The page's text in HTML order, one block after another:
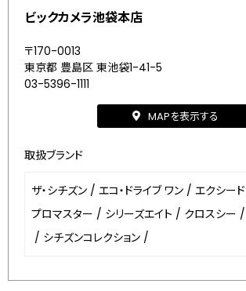
ビックカメラ池袋本店
〒170-0013
東京都 豊島区 東池袋1-41-5
03-5396-1111
MAPを表示する
取扱ブランド
ザ・シチズン / エコ・ドライブ ワン / エクシード
プロマスター / シリーズエイト / クロスシー /
/ シチズンコレクション /